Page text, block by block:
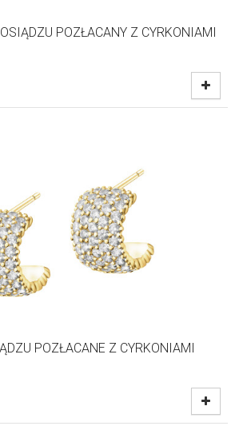
POZŁACANY Z CYRKONIAMI
POZŁACANE Z CYRKONIAMI